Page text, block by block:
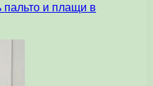
пальто и плащи в